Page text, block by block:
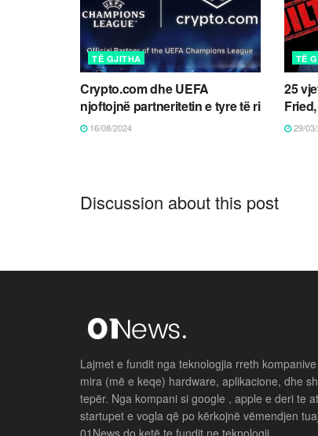
TË GJITHA
Crypto.com dhe UEFA
njoftojnë partneritetin e tyre të ri
16/08/2024
TË
25
29/
Discussion about this post
Lajmet e fundit nga teknologjia rreth
mira (më e keqe) hardware, aplikacione, dhe
tepër. Nga kompani si google , apple e deri te
startupet e vogla që po kërkojnë vëmendjen